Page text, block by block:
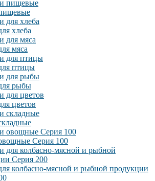
хлеба
мяса
птицы
рыбы
цветов
Серия 100
колбасно-мясной и рыбной продукции